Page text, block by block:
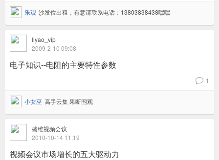
乐观 沙发位出租，有意请联系电话：13803838438嘿嘿
liyao_vip
2009-2-10 09:08
电子知识--电阻的主要特性参数
v 1
小女巫 高手云集 果断围观
盛维视频会议
2010-10-14 11:19
视频会议市场增长的五大驱动力